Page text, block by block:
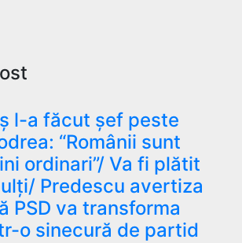
l-a făcut șef peste
“Românii sunt
ordinari”/ Va fi plătit
Predescu avertiza
PSD va transforma
o sinecură de partid